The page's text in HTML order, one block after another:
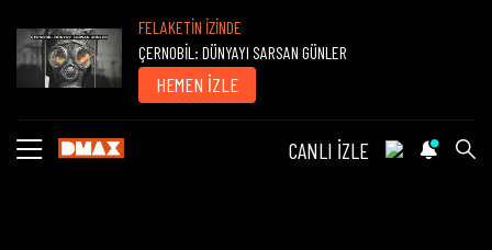
FELAKETİN İZİNDE
ÇERNOBİL: DÜNYAYI SARSAN GÜNLER
HEMEN İZLE
CANLI İZLE